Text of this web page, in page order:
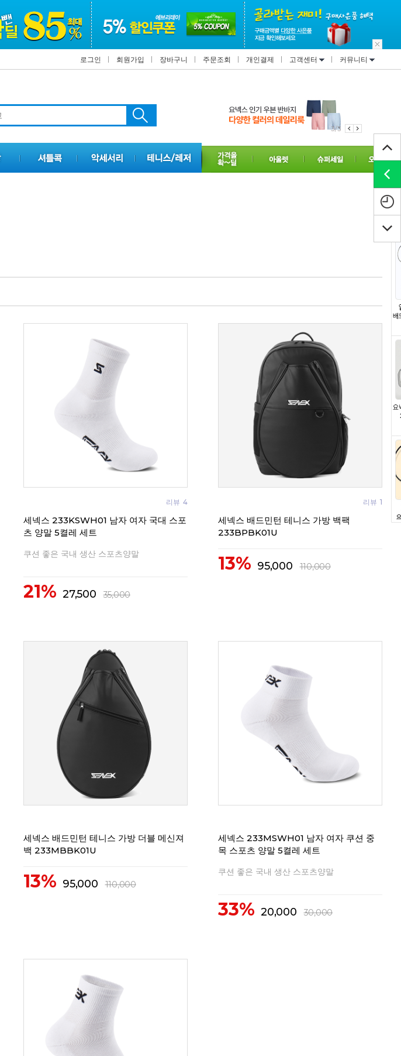
로그인 회원가입 장바구니 주문조회 개인결제 고객센터 커뮤니티
3/3
리뷰 4
세넥스 233KSWH01 남자 여자 국대 스포
츠 양말 5켤레 세트
쿠션 좋은 국내 생산 스포츠양말
21% 27,500 35,000
리뷰 1
세넥스 배드민턴 테니스 가방 백팩
233BPBK01U
13% 95,000 110,000
세넥스 배드민턴 테니스 가방 더블 메신져
백 233MBBK01U
13% 95,000 110,000
세넥스 233MSWH01 남자 여자 쿠션 중
목 스포츠 양말 5켤레 세트
쿠션 좋은 국내 생산 스포츠양말
33% 20,000 30,000